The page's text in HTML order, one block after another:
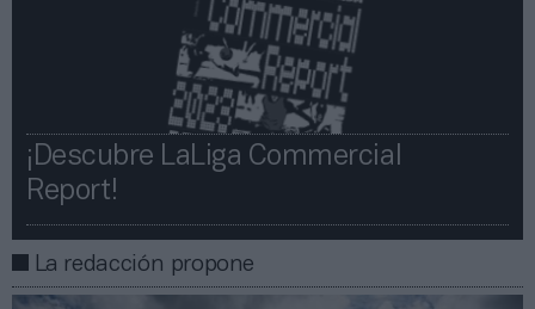
¡Descubre LaLiga Commercial
Report!​​
La redacción propone